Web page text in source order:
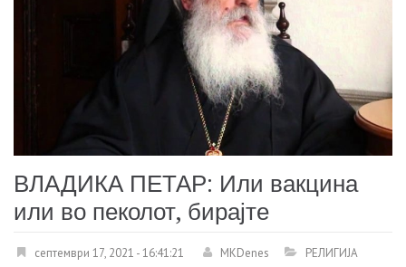
ВЛАДИКА ПЕТАР: Или вакцина
или во пеколот, бирајте
септември 17, 2021 - 16:41:21 MKDenes РЕЛИГИЈА